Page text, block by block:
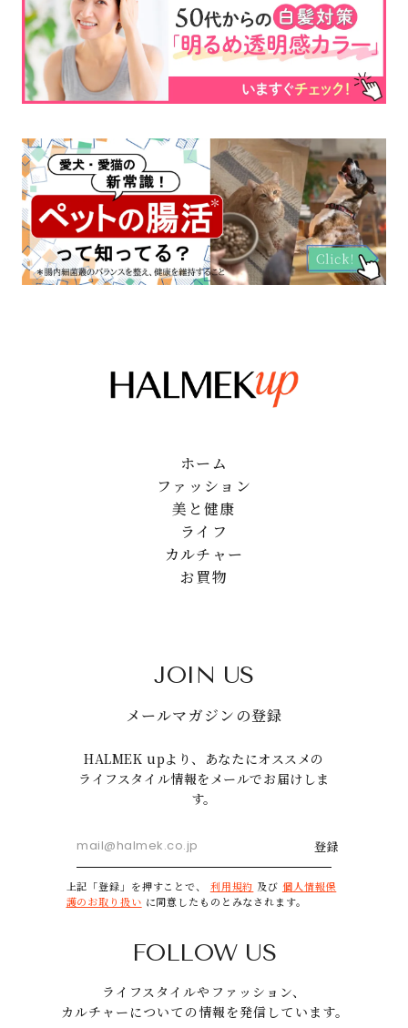
ホーム
ファッション
美と健康
ライフ
カルチャー
お買物
JOIN US
メールマガジンの登録
HALMEK upより、あなたにオススメの
ライフスタイル情報をメールでお届けしま
す。
登録
上記「登録」を押すことで、 利用規約 及び 個人情報保
護のお取り扱い に同意したものとみなされます。
FOLLOW US
ライフスタイルやファッション、
カルチャーについての情報を発信しています。